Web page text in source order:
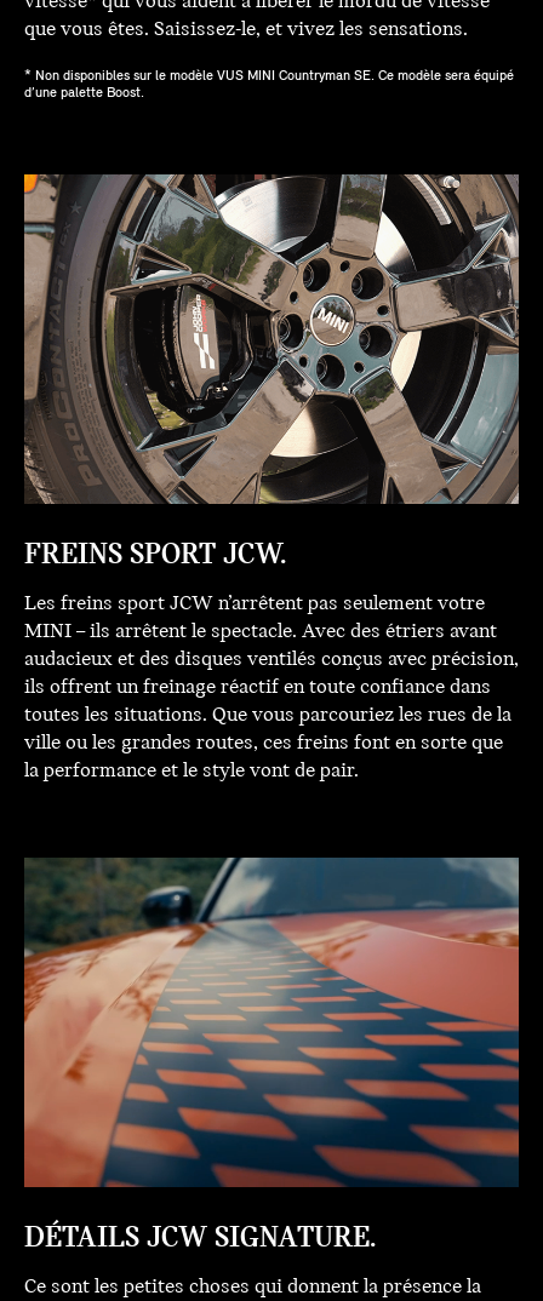
que vous êtes. Saisissez-le, et vivez les sensations.
* Non disponibles sur le modèle VUS MINI Countryman SE. Ce modèle sera équipé
d’une palette Boost.
FREINS SPORT JCW.
Les freins sport JCW n’arrêtent pas seulement votre
MINI – ils arrêtent le spectacle. Avec des étriers avant
audacieux et des disques ventilés conçus avec précision,
ils offrent un freinage réactif en toute confiance dans
toutes les situations. Que vous parcouriez les rues de la
ville ou les grandes routes, ces freins font en sorte que
la performance et le style vont de pair.
DÉTAILS JCW SIGNATURE.
Ce sont les petites choses qui donnent la présence la